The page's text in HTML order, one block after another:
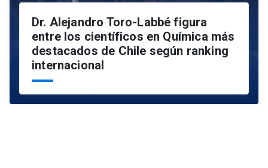
Dr. Alejandro Toro-Labbé figura
entre los científicos en Química más
destacados de Chile según ranking
internacional